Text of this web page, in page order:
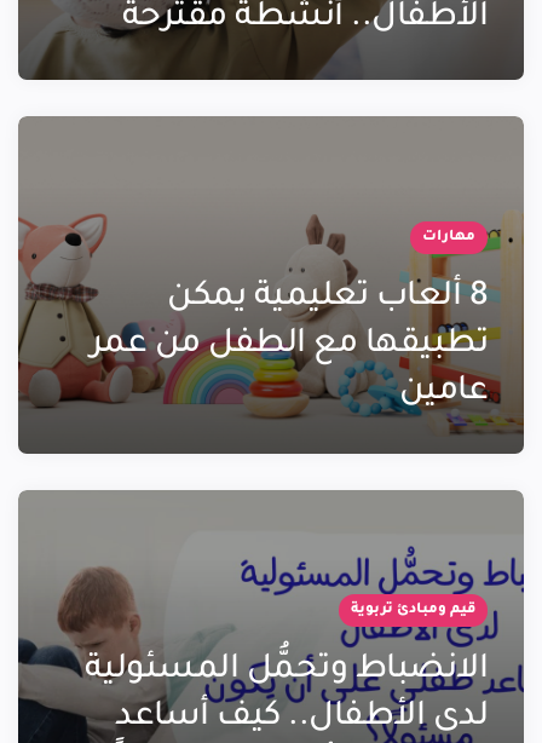
الأطفال.. أنشطة مقترحة
مهارات
8 ألعاب تعليمية يمكن
تطبيقها مع الطفل من عمر
عامين
قيم ومبادئ تربوية
الانضباط وتحمُّل المسئولية
لدى الأطفال.. كيف أساعد